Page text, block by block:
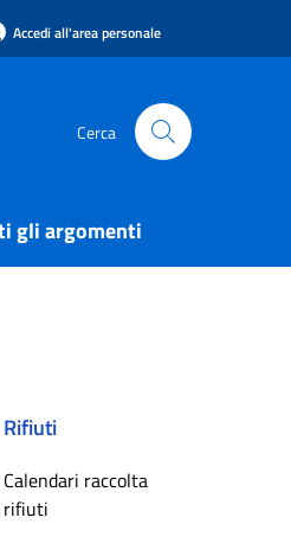
Accedi all'area personale
Cerca
gli argomenti
Rifiuti
Calendari raccolta
rifiuti